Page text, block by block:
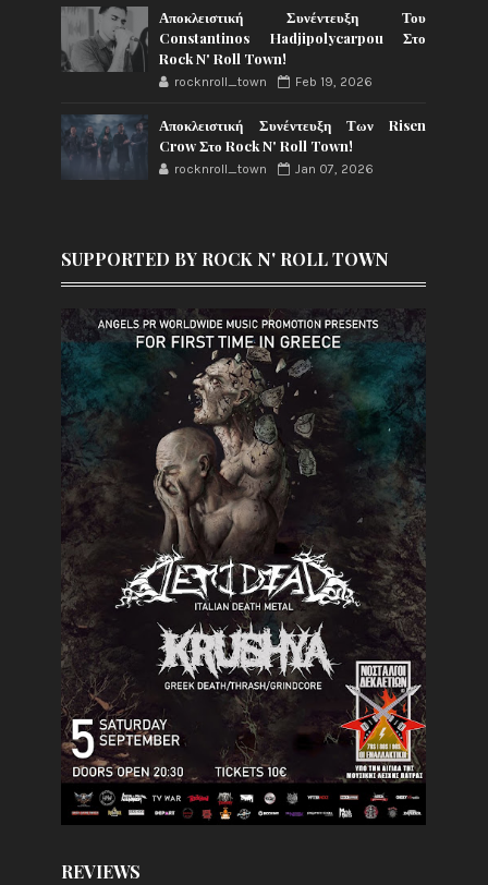
Αποκλειστική Συνέντευξη Του
Constantinos Hadjipolycarpou Στο
Rock N' Roll Town!
rocknroll_town Feb 19, 2026
Αποκλειστική Συνέντευξη Των Risen
Crow Στο Rock N' Roll Town!
rocknroll_town Jan 07, 2026
SUPPORTED BY ROCK N' ROLL TOWN
REVIEWS